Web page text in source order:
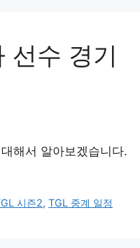
선수 경기
해서 알아보겠습니다.
시즌2,TGL 중계 일정